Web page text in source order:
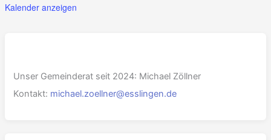
Kalender anzeigen
Unser Gemeinderat seit 2024: Michael Zöllner
Kontakt: michael.zoellner@esslingen.de